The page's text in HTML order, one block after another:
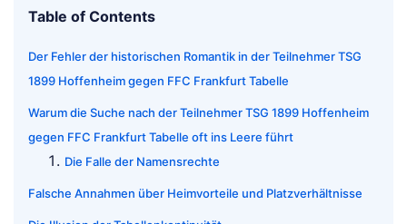
Table of Contents
Der Fehler der historischen Romantik in der Teilnehmer TSG
1899 Hoffenheim gegen FFC Frankfurt Tabelle
Warum die Suche nach der Teilnehmer TSG 1899 Hoffenheim
gegen FFC Frankfurt Tabelle oft ins Leere führt
Die Falle der Namensrechte
Falsche Annahmen über Heimvorteile und Platzverhältnisse